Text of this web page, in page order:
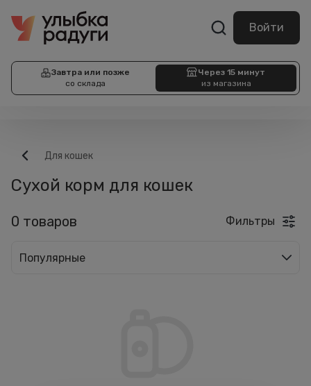
Войти
Завтра или позже
со склада
Через 15 минут
из магазина
Для кошек
Сухой корм для кошек
0 товаров Фильтры
Популярные